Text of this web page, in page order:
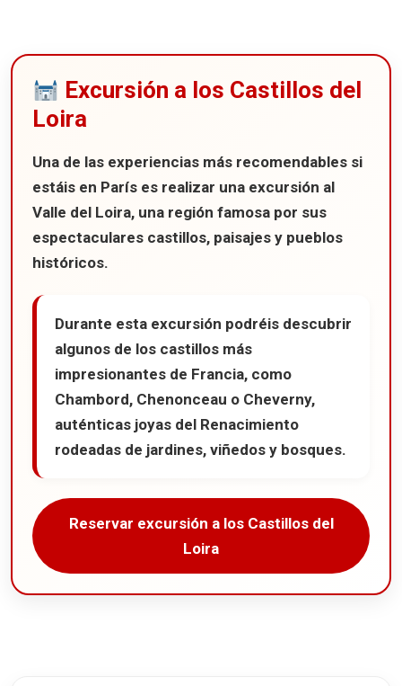
Excursión a los Castillos del
Loira
Una de las experiencias más recomendables si
estáis en París es realizar una excursión al
Valle del Loira, una región famosa por sus
espectaculares castillos, paisajes y pueblos
históricos.
Durante esta excursión podréis descubrir
algunos de los castillos más
impresionantes de Francia, como
Chambord, Chenonceau o Cheverny,
auténticas joyas del Renacimiento
rodeadas de jardines, viñedos y bosques.
Reservar excursión a los Castillos del
Loira